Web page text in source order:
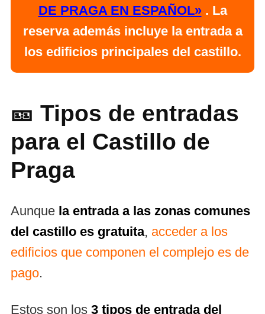
DE PRAGA EN ESPAÑOL». La
reserva además incluye la entrada a
los edificios principales del castillo.
🎫 Tipos de entradas
para el Castillo de
Praga
Aunque la entrada a las zonas comunes
del castillo es gratuita, acceder a los
edificios que componen el complejo es de
pago.
Estos son los 3 tipos de entrada del